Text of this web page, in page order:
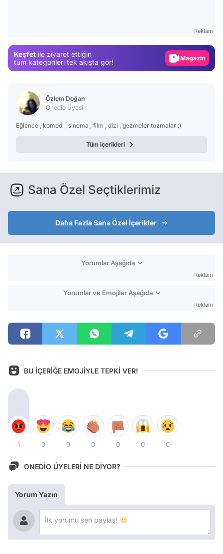
Reklam
Keşfet ile ziyaret ettiğin
tüm kategorileri tek akışta gör!
Video
Özlem Doğan
Onedio Üyesi
Eğlence , komedi , sinema , film , dizi , gezmeler tozmalar :)
Tüm içerikleri
Sana Özel Seçtiklerimiz
Daha Fazla Sana Özel İçerikler
Yorumlar Aşağıda
Reklam
Yorumlar ve Emojiler Aşağıda
Reklam
BU İÇERİĞE EMOJİYLE TEPKİ VER!
1 0 0 0 0 0 0
ONEDİO ÜYELERİ NE DİYOR?
Yorum Yazın